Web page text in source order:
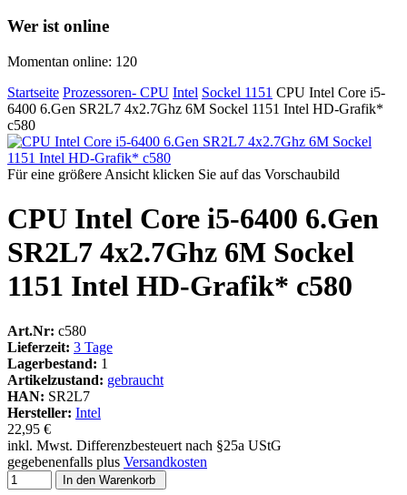
Wer ist online
Momentan online: 120
Startseite Prozessoren- CPU Intel Sockel 1151 CPU Intel Core i5-
6400 6.Gen SR2L7 4x2.7Ghz 6M Sockel 1151 Intel HD-Grafik*
c580
Für eine größere Ansicht klicken Sie auf das Vorschaubild
CPU Intel Core i5-6400 6.Gen
SR2L7 4x2.7Ghz 6M Sockel
1151 Intel HD-Grafik* c580
Art.Nr: c580
Lieferzeit: 3 Tage
Lagerbestand: 1
Artikelzustand: gebraucht
HAN: SR2L7
Hersteller: Intel
22,95 €
inkl. Mwst. Differenzbesteuert nach §25a UStG
gegebenenfalls plus Versandkosten
In den Warenkorb